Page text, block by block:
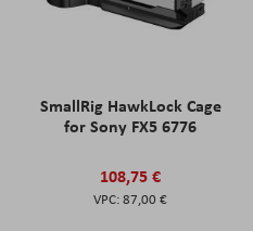
SmallRig HawkLock Cage
for Sony FX5 6776
108,75 €
87,00 €